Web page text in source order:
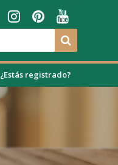
¿Estás registrado?